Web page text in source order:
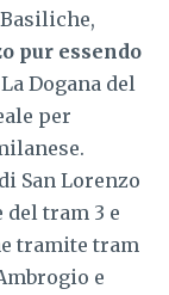
pur essendo
La Dogana del
per
San Lorenzo
tram 3 e
tramite tram
e